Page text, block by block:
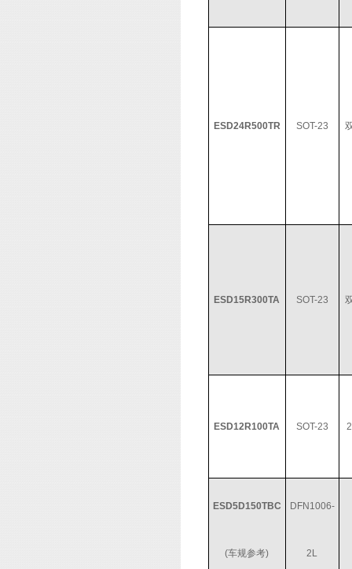
ESD24R500TR SOT-23
ESD15R300TA SOT-23
ESD12R100TA SOT-23
ESD5D150TBC
(车规参考)
DFN1006-
2L